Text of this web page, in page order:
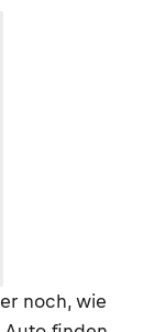
noch, wie